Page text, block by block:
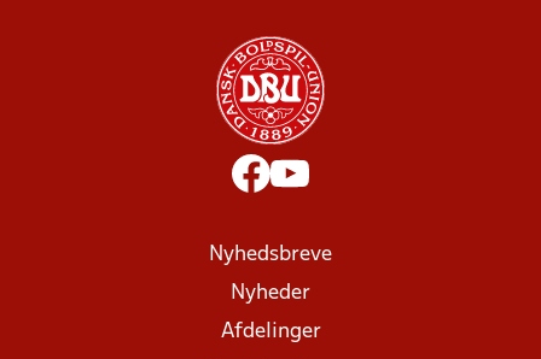
Nyhedsbreve
Nyheder
Afdelinger